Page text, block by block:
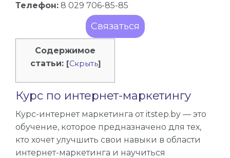
Телефон: 8 029 706-85-85
Связаться
Содержимое
статьи: [Скрыть]
Курс по интернет-маркетингу
Курс-интернет маркетинга от itstep.by — это
обучение, которое предназначено для тех,
кто хочет улучшить свои навыки в области
интернет-маркетинга и научиться